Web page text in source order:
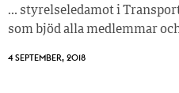
… styrelseledamot i
som bjöd alla medlemmar
4 SEPTEMBER, 2018